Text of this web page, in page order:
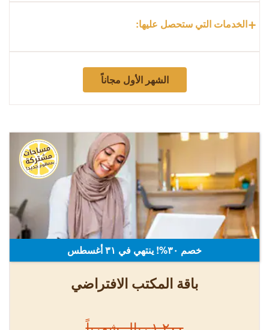
الخدمات التي ستحصل عليها:+
الشهر الأول مجاناً
خصم ٣٠%! ينتهي في ٣۱ أغسطس
باقة المكتب الافتراضي